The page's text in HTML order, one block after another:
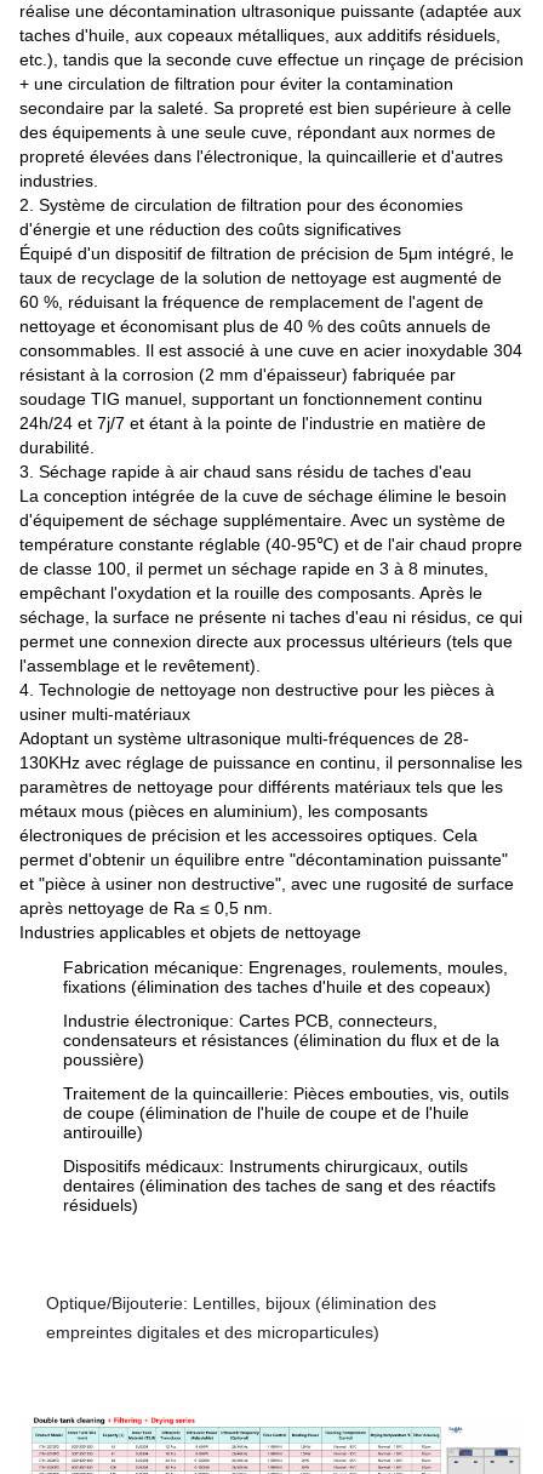
réalise une décontamination ultrasonique puissante (adaptée aux
taches d'huile, aux copeaux métalliques, aux additifs résiduels,
etc.), tandis que la seconde cuve effectue un rinçage de précision
+ une circulation de filtration pour éviter la contamination
secondaire par la saleté. Sa propreté est bien supérieure à celle
des équipements à une seule cuve, répondant aux normes de
propreté élevées dans l'électronique, la quincaillerie et d'autres
industries.
2. Système de circulation de filtration pour des économies
d'énergie et une réduction des coûts significatives
Équipé d'un dispositif de filtration de précision de 5μm intégré, le
taux de recyclage de la solution de nettoyage est augmenté de
60 %, réduisant la fréquence de remplacement de l'agent de
nettoyage et économisant plus de 40 % des coûts annuels de
consommables. Il est associé à une cuve en acier inoxydable 304
résistant à la corrosion (2 mm d'épaisseur) fabriquée par
soudage TIG manuel, supportant un fonctionnement continu
24h/24 et 7j/7 et étant à la pointe de l'industrie en matière de
durabilité.
3. Séchage rapide à air chaud sans résidu de taches d'eau
La conception intégrée de la cuve de séchage élimine le besoin
d'équipement de séchage supplémentaire. Avec un système de
température constante réglable (40-95℃) et de l'air chaud propre
de classe 100, il permet un séchage rapide en 3 à 8 minutes,
empêchant l'oxydation et la rouille des composants. Après le
séchage, la surface ne présente ni taches d'eau ni résidus, ce qui
permet une connexion directe aux processus ultérieurs (tels que
l'assemblage et le revêtement).
4. Technologie de nettoyage non destructive pour les pièces à
usiner multi-matériaux
Adoptant un système ultrasonique multi-fréquences de 28-
130KHz avec réglage de puissance en continu, il personnalise les
paramètres de nettoyage pour différents matériaux tels que les
métaux mous (pièces en aluminium), les composants
électroniques de précision et les accessoires optiques. Cela
permet d'obtenir un équilibre entre "décontamination puissante"
et "pièce à usiner non destructive", avec une rugosité de surface
après nettoyage de Ra ≤ 0,5 nm.
Industries applicables et objets de nettoyage
Fabrication mécanique: Engrenages, roulements, moules,
fixations (élimination des taches d'huile et des copeaux)
Industrie électronique: Cartes PCB, connecteurs,
condensateurs et résistances (élimination du flux et de la
poussière)
Traitement de la quincaillerie: Pièces embouties, vis, outils
de coupe (élimination de l'huile de coupe et de l'huile
antirouille)
Dispositifs médicaux: Instruments chirurgicaux, outils
dentaires (élimination des taches de sang et des réactifs
résiduels)
Optique/Bijouterie: Lentilles, bijoux (élimination des
empreintes digitales et des microparticules)